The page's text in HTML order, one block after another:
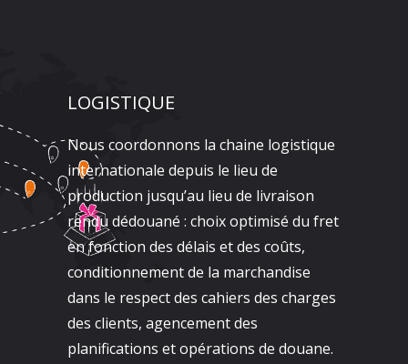
LOGISTIQUE
Nous coordonnons la chaine logistique
internationale depuis le lieu de
production jusqu’au lieu de livraison
rendu dédouané : choix optimisé du fret
en fonction des délais et des coûts,
conditionnement de la marchandise
dans le respect des cahiers des charges
des clients, agencement des
planifications et opérations de douane.